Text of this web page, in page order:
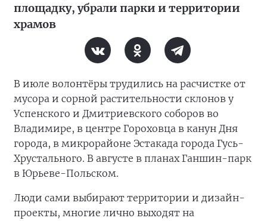
площадку, убрали парки и территории
храмов
В июле волонтёры трудились на расчистке от
мусора и сорной растительности склонов у
Успенского и Дмитриевского соборов во
Владимире, в центре Гороховца в канун Дня
города, в микрорайоне Эстакада города Гусь-
Хрустального. В августе в планах Ганшин-парк
в Юрьеве-Польском.
Люди сами выбирают территории и дизайн-
проекты, многие лично выходят на